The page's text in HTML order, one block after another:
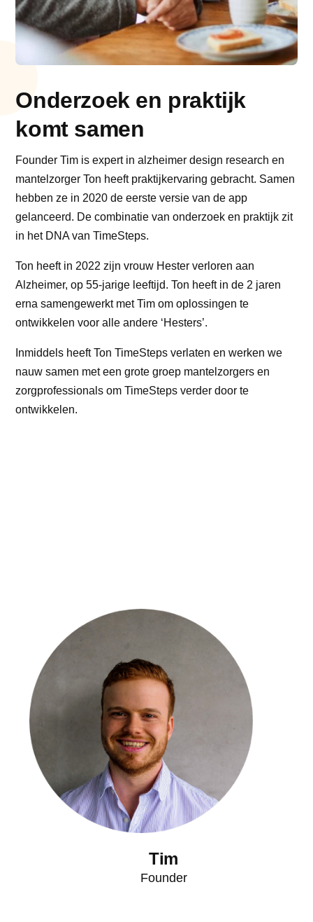
Onderzoek en praktijk
komt samen
Founder Tim is expert in alzheimer design research en
mantelzorger Ton heeft praktijkervaring gebracht. Samen
hebben ze in 2020 de eerste versie van de app
gelanceerd. De combinatie van onderzoek en praktijk zit
in het DNA van TimeSteps.
Ton heeft in 2022 zijn vrouw Hester verloren aan
Alzheimer, op 55-jarige leeftijd. Ton heeft in de 2 jaren
erna samengewerkt met Tim om oplossingen te
ontwikkelen voor alle andere ‘Hesters’.
Inmiddels heeft Ton TimeSteps verlaten en werken we
nauw samen met een grote groep mantelzorgers en
zorgprofessionals om TimeSteps verder door te
ontwikkelen.
Tim
Founder